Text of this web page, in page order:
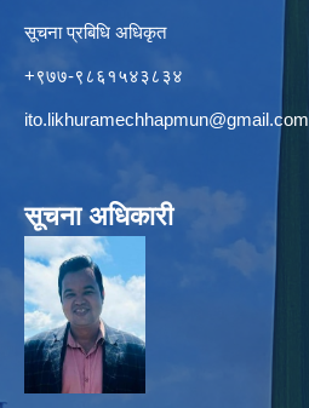
सूचना प्रबिधि अधिकृत
+९७७-९८६१५४३८३४
ito.likhuramechhapmun@gmail.com
सूचना अधिकारी